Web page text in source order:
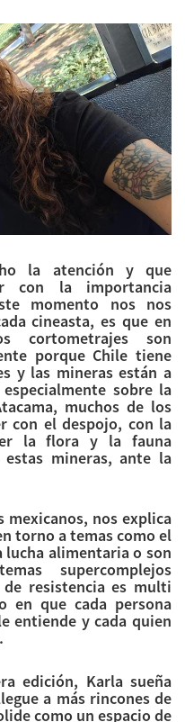
la atención y que
con la importancia
momento nos nos
cineasta, es que en
cortometrajes son
porque Chile tiene
y las mineras están a
sobre la
muchos de los
con el despojo, con la
la flora y la fauna
mineras, ante la
nos explica
torno a temas como el
alimentaria o son
supercomplejos
resistencia es multi
en que cada persona
entiende y cada quien
edición, Karla sueña
a más rincones de
como un espacio de